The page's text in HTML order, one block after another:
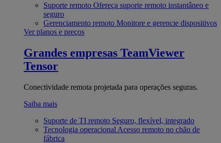
Suporte remoto Ofereça suporte remoto instantâneo e
seguro
Gerenciamento remoto Monitore e gerencie dispositivos
Ver planos e preços
Grandes empresas TeamViewer
Tensor
Conectividade remota projetada para operações seguras.
Saiba mais
Suporte de TI remoto Seguro, flexível, integrado
Tecnologia operacional Acesso remoto no chão de
fábrica